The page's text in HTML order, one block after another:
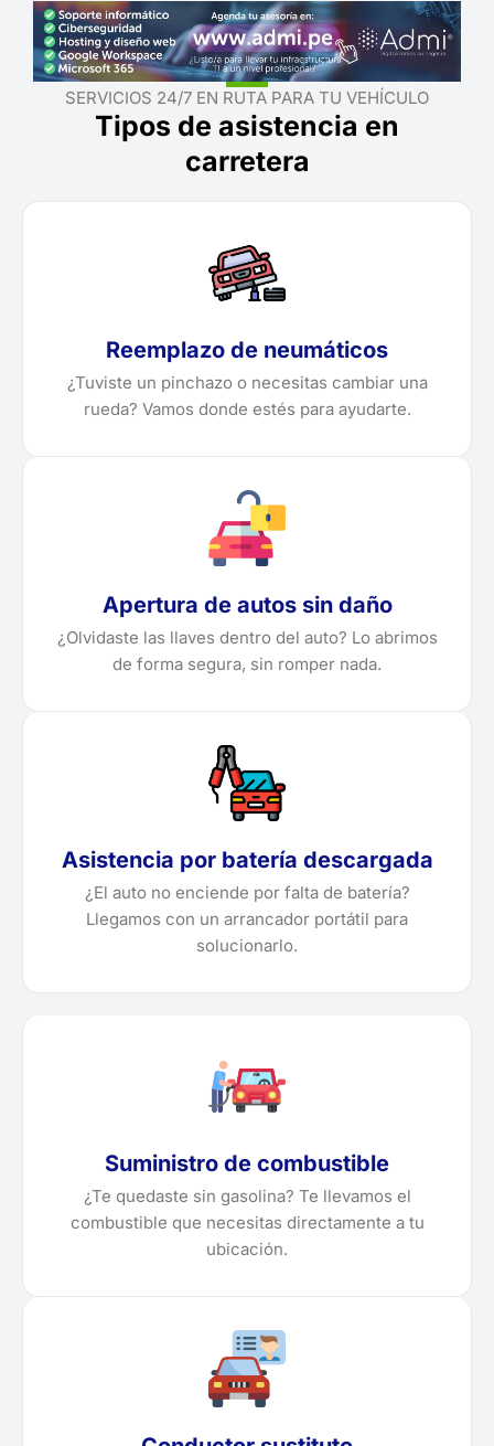
SERVICIOS 24/7 EN RUTA PARA TU VEHÍCULO
Tipos de asistencia en
carretera
Reemplazo de neumáticos
¿Tuviste un pinchazo o necesitas cambiar una
rueda? Vamos donde estés para ayudarte.
Apertura de autos sin daño
¿Olvidaste las llaves dentro del auto? Lo abrimos
de forma segura, sin romper nada.
Asistencia por batería descargada
¿El auto no enciende por falta de batería?
Llegamos con un arrancador portátil para
solucionarlo.
Suministro de combustible
¿Te quedaste sin gasolina? Te llevamos el
combustible que necesitas directamente a tu
ubicación.